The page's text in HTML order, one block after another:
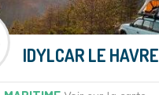
IDYLCAR LE HAVRE